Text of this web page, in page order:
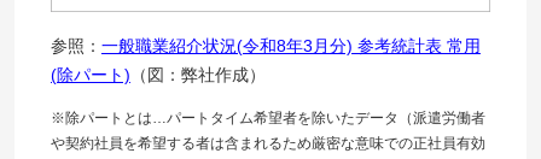
参照： 一般職業紹介状況(令和8年3月分) 参考統計表 常用
(除パート) （図：弊社作成）
※除パートとは…パートタイム希望者を除いたデータ（派遣労働者
や契約社員を希望する者は含まれるため厳密な意味での正社員有効